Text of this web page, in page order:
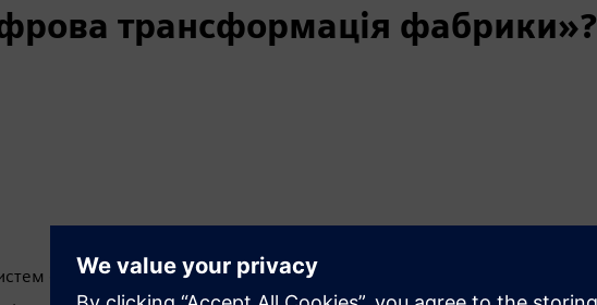
трансформація фабрики»?
одночасно